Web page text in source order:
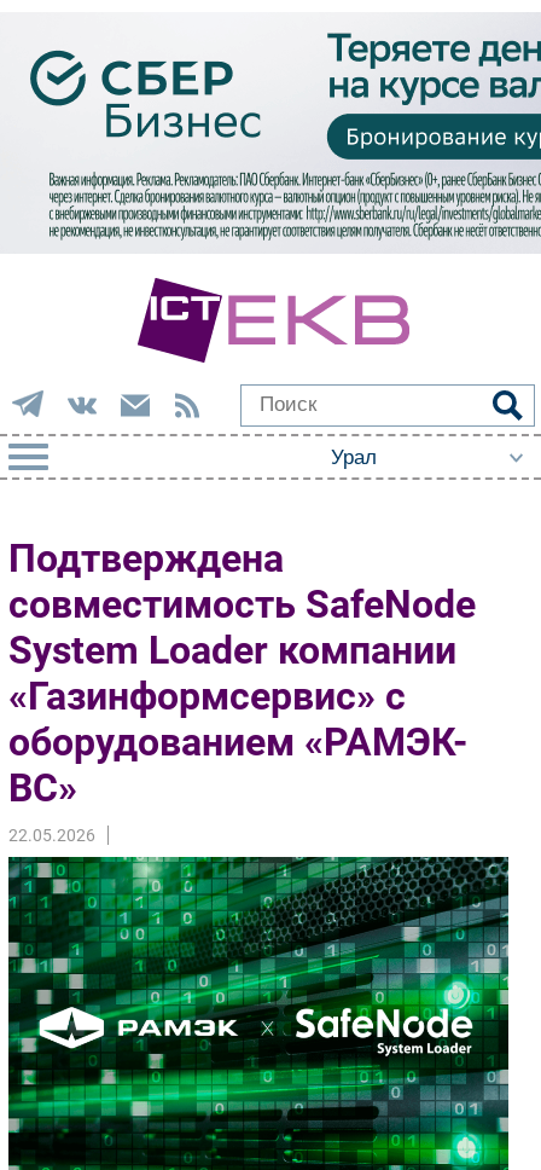
Импорто­замещение
Автоматизация Промышленности
Интернет
Фиксированная связь
Интеграция
Рынок ПК
Торговые сети
Оборудование
ПО
Outsourcing
Кадры
Регулирование
Финансы
Web
Безопасность
Инновации
Подтверждена
совместимость SafeNode
System Loader компании
«Газинформсервис» с
оборудованием «РАМЭК-
ВС»
22.05.2026